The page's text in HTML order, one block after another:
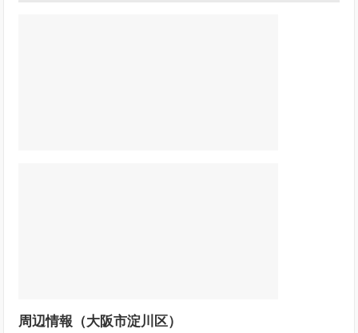
周辺情報（大阪市淀川区）